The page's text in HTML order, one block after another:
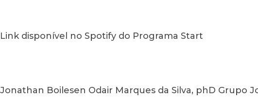
Link disponível no Spotify do Programa Start
Jonathan Boilesen Odair Marques da Silva, phD Grupo